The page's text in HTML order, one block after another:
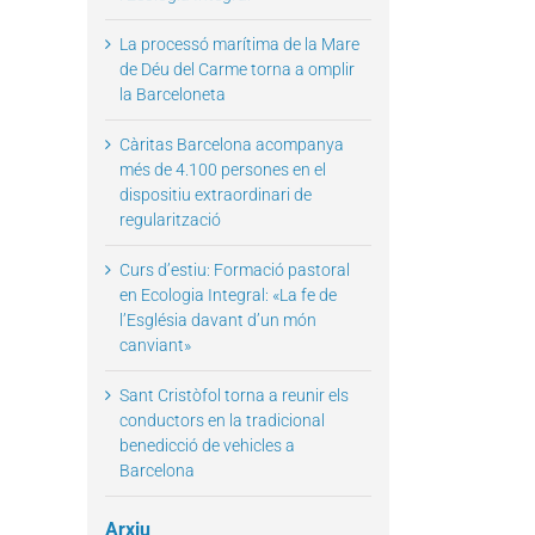
La processó marítima de la Mare
de Déu del Carme torna a omplir
la Barceloneta
Càritas Barcelona acompanya
més de 4.100 persones en el
dispositiu extraordinari de
regularització
Curs d’estiu: Formació pastoral
en Ecologia Integral: «La fe de
l’Església davant d’un món
canviant»
Sant Cristòfol torna a reunir els
conductors en la tradicional
benedicció de vehicles a
Barcelona
Arxiu